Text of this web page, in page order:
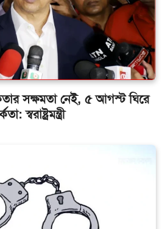
সক্ষমতা নেই, ৫ আগস্ট ঘিরে
স্বরাষ্ট্রমন্ত্রী